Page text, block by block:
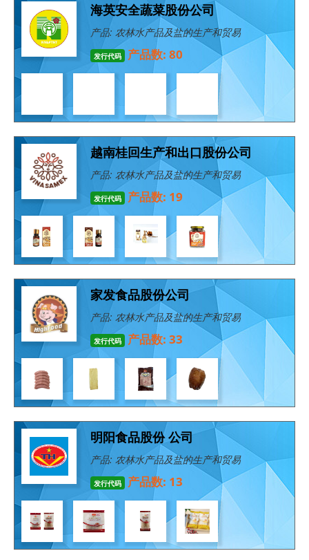
海英安全蔬菜股份公司
产品: 农林水产品及盐的生产和贸易
发行代码 产品数: 80
越南桂回生产和出口股份公司
产品: 农林水产品及盐的生产和贸易
发行代码 产品数: 19
家发食品股份公司
产品: 农林水产品及盐的生产和贸易
发行代码 产品数: 33
明阳食品股份 公司
产品: 农林水产品及盐的生产和贸易
发行代码 产品数: 13